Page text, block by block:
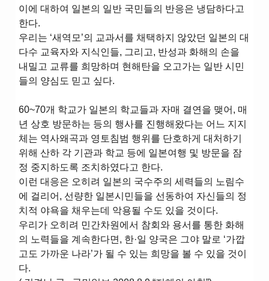
이에 대하여 일본의 일반 국민들의 반응은 냉담하다고
한다.
우리는 ‘새역모’의 교과서를 채택하지 않았던 일본의 대
다수 교육자와 지식인들, 그리고, 반성과 화해의 손을
내밀고 교류를 희망하며 현해탄을 오고가는 일반 시민
들의 양심도 믿고 싶다.
60~70개 학교가 일본의 학교들과 자매 결연을 맺어, 매
년 상호 방문하는 등의 행사를 진행해왔다는 어느 지지
체는 역사왜곡과 영토침범 행위를 단호하게 대처하기
위해 산하 각 기관과 학교 등에 일본여행 및 방문을 잠
정 중지하도록 조치하였다고 한다.
이런 대응은 오히려 일본의 국수주의 세력들의 노림수
에 걸리어, 선량한 일본시민들을 선동하여 자신들의 정
치적 야욕을 채우는데 악용될 수도 있을 것이다.
우리가 오히려 민간차원에서 참회와 용서를 통한 화해
의 노력들을 계속한다면, 한·일 양국은 그야 말로 ‘가깝
고도 가까운 나라’가 될 수 있는 희망을 볼 수 있을 것이
다.